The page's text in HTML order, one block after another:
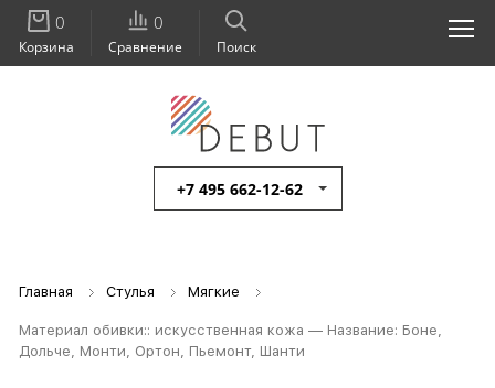
+7 495 662-12-62
Поиск
0
Сравнение
0
Корзина
Главная Стулья Мягкие
Материал обивки:: искусственная кожа — Название: Боне,
Дольче, Монти, Ортон, Пьемонт, Шанти